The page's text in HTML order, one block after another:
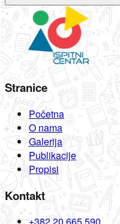
Stranice
Početna
O nama
Galerija
Publikacije
Propisi
Kontakt